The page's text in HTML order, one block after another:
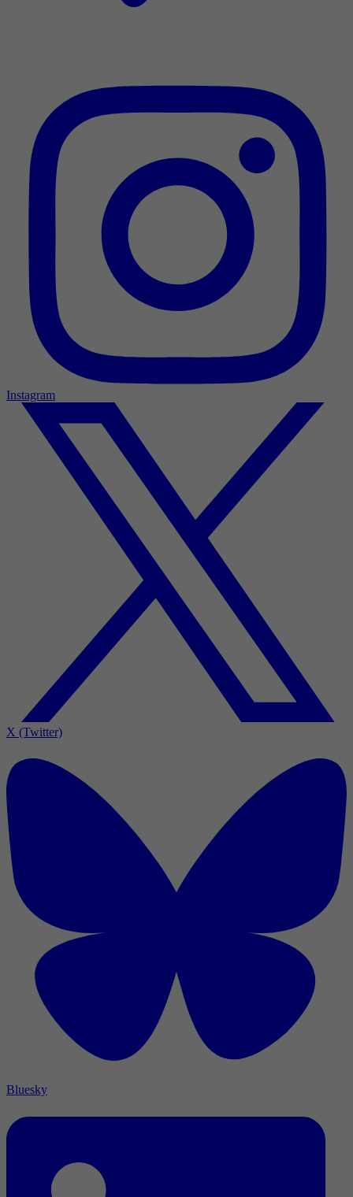
Instagram
X (Twitter)
Bluesky